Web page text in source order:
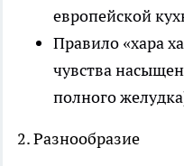
европейской
Правило «хара
чувства
полного
2. Разнообразие